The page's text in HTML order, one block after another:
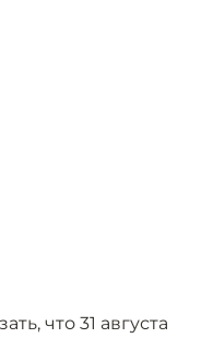
что 31 августа